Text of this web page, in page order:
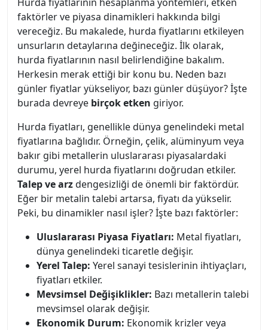
faktörler ve piyasa dinamikleri hakkında bilgi
vereceğiz. Bu makalede, hurda fiyatlarını etkileyen
unsurların detaylarına değineceğiz. İlk olarak,
hurda fiyatlarının nasıl belirlendiğine bakalım.
Herkesin merak ettiği bir konu bu. Neden bazı
günler fiyatlar yükseliyor, bazı günler düşüyor? İşte
burada devreye birçok etken giriyor.
Hurda fiyatları, genellikle dünya genelindeki metal
fiyatlarına bağlıdır. Örneğin, çelik, alüminyum veya
bakır gibi metallerin uluslararası piyasalardaki
durumu, yerel hurda fiyatlarını doğrudan etkiler.
Talep ve arzdengesizliği de önemli bir faktördür.
Eğer bir metalin talebi artarsa, fiyatı da yükselir.
Peki, bu dinamikler nasıl işler? İşte bazı faktörler:
Uluslararası Piyasa Fiyatları: Metal fiyatları,
dünya genelindeki ticaretle değişir.
Yerel Talep: Yerel sanayi tesislerinin ihtiyaçları,
fiyatları etkiler.
Mevsimsel Değişiklikler: Bazı metallerin talebi
mevsimsel olarak değişir.
Ekonomik Durum: Ekonomik krizler veya